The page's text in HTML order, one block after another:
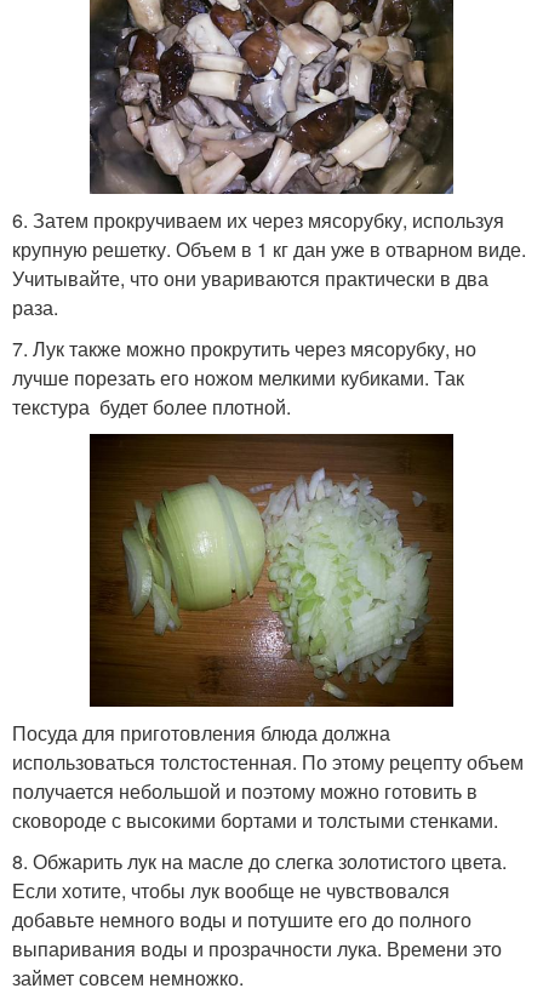
6. Затем прокручиваем их через мясорубку, используя
крупную решетку. Объем в 1 кг дан уже в отварном виде.
Учитывайте, что они увариваются практически в два
раза.
7. Лук также можно прокрутить через мясорубку, но
лучше порезать его ножом мелкими кубиками. Так
текстура будет более плотной.
Посуда для приготовления блюда должна
использоваться толстостенная. По этому рецепту объем
получается небольшой и поэтому можно готовить в
сковороде с высокими бортами и толстыми стенками.
8. Обжарить лук на масле до слегка золотистого цвета.
Если хотите, чтобы лук вообще не чувствовался
добавьте немного воды и потушите его до полного
выпаривания воды и прозрачности лука. Времени это
займет совсем немножко.